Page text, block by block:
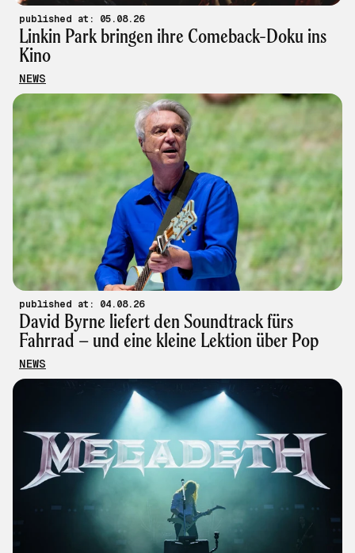
published at: 05.08.26
Linkin Park bringen ihre Comeback-Doku ins
Kino
NEWS
published at: 04.08.26
David Byrne liefert den Soundtrack fürs
Fahrrad – und eine kleine Lektion über Pop
NEWS